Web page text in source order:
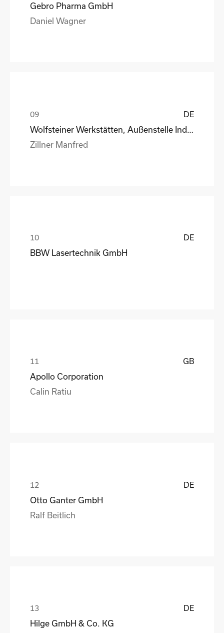
Gebro Pharma GmbH
Daniel Wagner
DE
Zillner Manfred
DE
BBW Lasertechnik GmbH
GB
Apollo Corporation
Calin Ratiu
DE
Otto Ganter GmbH
Ralf Beitlich
DE
Hilge GmbH & Co. KG